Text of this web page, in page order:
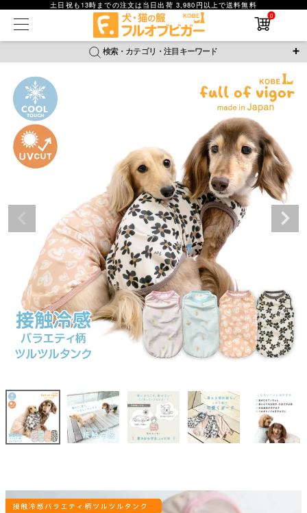
土日祝も13時までの注文は当日出荷 3,980円以上で送料無料
0
検索・カテゴリ・注目キーワード
ジャージ ラッシュガード
背中開きアイテム
新作アイテム
返品・交換について ご利用ガイド
詳細検索
在庫なし商品
在庫なし商品を表示しない
価格が安い順
価格が高い順
レビュー数順
検索